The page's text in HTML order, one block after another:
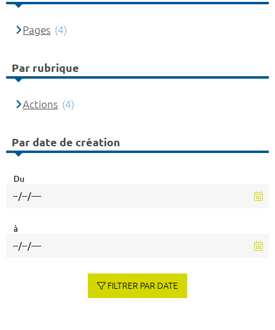
Pages (4)
Par rubrique
Actions (4)
Par date de création
Du
à
FILTRER PAR DATE